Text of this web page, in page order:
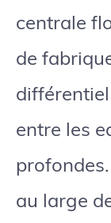
centrale
de
entre les
au large